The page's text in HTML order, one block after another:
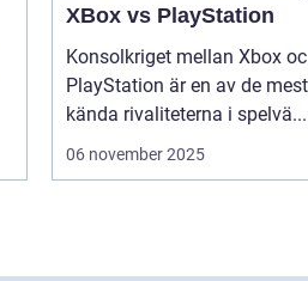
XBox vs PlayStation
Konsolkriget mellan Xbox
PlayStation är en av de mest
kända rivaliteterna i spelvä...
06 november 2025